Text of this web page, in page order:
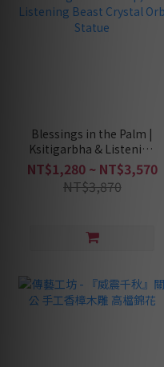
Blessings in the Palm |
Ksitigarbha & Listening
Beast Crystal Orb Statue
NT$1,280 ~ NT$3,570
NT$3,870